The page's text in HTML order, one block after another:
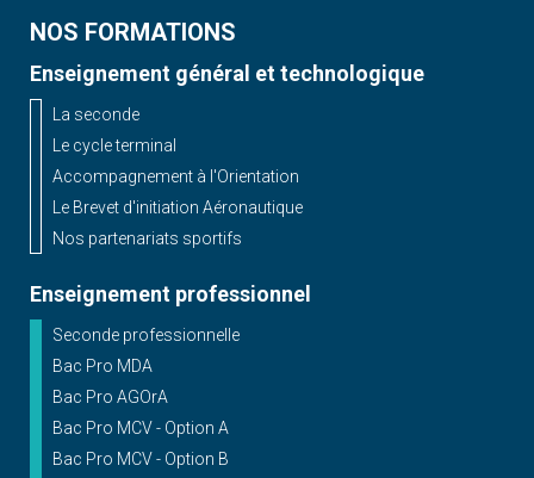
NOS FORMATIONS
Enseignement général et technologique
La seconde
Le cycle terminal
Accompagnement à l'Orientation
Le Brevet d'initiation Aéronautique
Nos partenariats sportifs
Enseignement professionnel
Seconde professionnelle
Bac Pro MDA
Bac Pro AGOrA
Bac Pro MCV - Option A
Bac Pro MCV - Option B